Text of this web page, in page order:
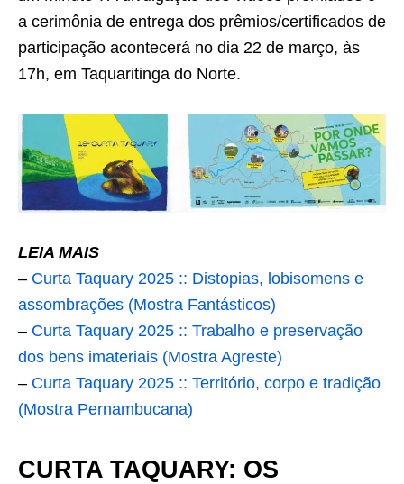
a cerimônia de entrega dos prêmios/certificados de
participação acontecerá no dia 22 de março, às
17h, em Taquaritinga do Norte.
LEIA MAIS
– Curta Taquary 2025 :: Distopias, lobisomens e
assombrações (Mostra Fantásticos)
– Curta Taquary 2025 :: Trabalho e preservação
dos bens imateriais (Mostra Agreste)
– Curta Taquary 2025 :: Território, corpo e tradição
(Mostra Pernambucana)
CURTA TAQUARY: OS